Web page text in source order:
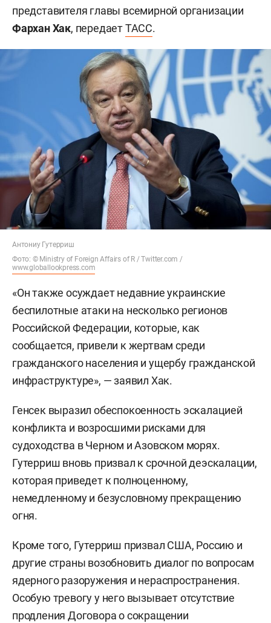
представителя главы всемирной организации
Фархан Хак, передаетТАСС.
Антониу Гутерриш
Фото: © Ministry of Foreign Affairs of R / Twitter.com /
www.globallookpress.com
«Он также осуждает недавние украинские
беспилотные атаки на несколько регионов
Российской Федерации, которые, как
сообщается, привели к жертвам среди
гражданского населения и ущербу гражданской
инфраструктуре», — заявил Хак.
Генсек выразил обеспокоенность эскалацией
конфликта и возросшими рисками для
судоходства в Черном и Азовском морях.
Гутерриш вновь призвал к срочной деэскалации,
которая приведет к полноценному,
немедленному и безусловному прекращению
огня.
Кроме того, Гутерриш призвал США, Россию и
другие страны возобновить диалог по вопросам
ядерного разоружения и нераспространения.
Особую тревогу у него вызывает отсутствие
продления Договора о сокращении